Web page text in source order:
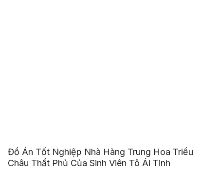
Đồ Án Tốt Nghiệp Nhà Hàng Trung Hoa Triều
Châu Thất Phủ Của Sinh Viên Tô Ái Tinh